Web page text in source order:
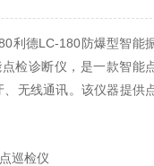
利德LC-180防爆型智能
检诊断仪，是一款智能
、无线通讯。该仪器提供
巡检仪